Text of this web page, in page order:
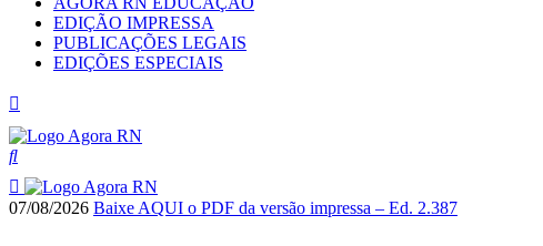
EDIÇÃO IMPRESSA
PUBLICAÇÕES LEGAIS
EDIÇÕES ESPECIAIS
07/08/2026 Baixe AQUI o PDF da versão impressa – Ed. 2.387